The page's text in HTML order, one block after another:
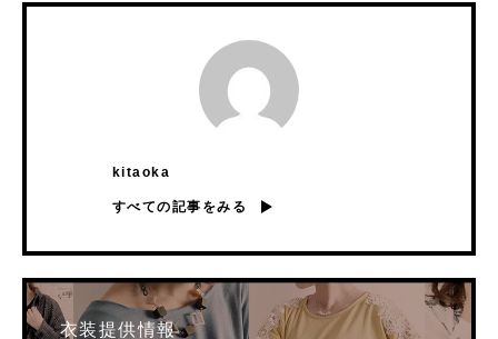
kitaoka
すべての記事をみる
衣装提供情報